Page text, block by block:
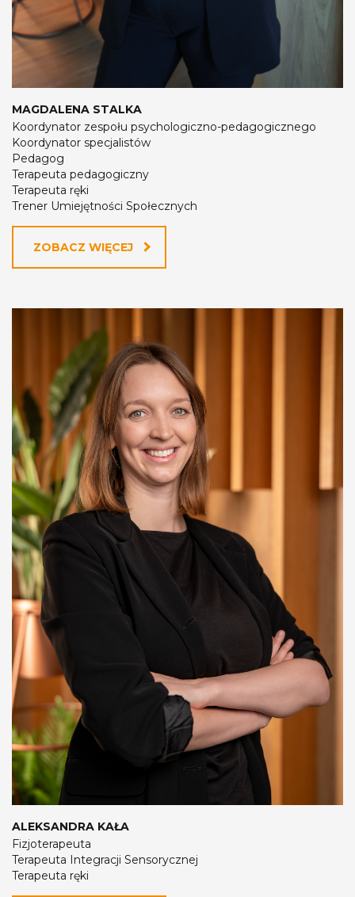
MAGDALENA STALKA
Koordynator zespołu psychologiczno-pedagogicznego
Koordynator specjalistów
Pedagog
Terapeuta pedagogiczny
Terapeuta ręki
Trener Umiejętności Społecznych
ZOBACZ WIĘCEJ
ALEKSANDRA KAŁA
Fizjoterapeuta
Terapeuta Integracji Sensorycznej
Terapeuta ręki